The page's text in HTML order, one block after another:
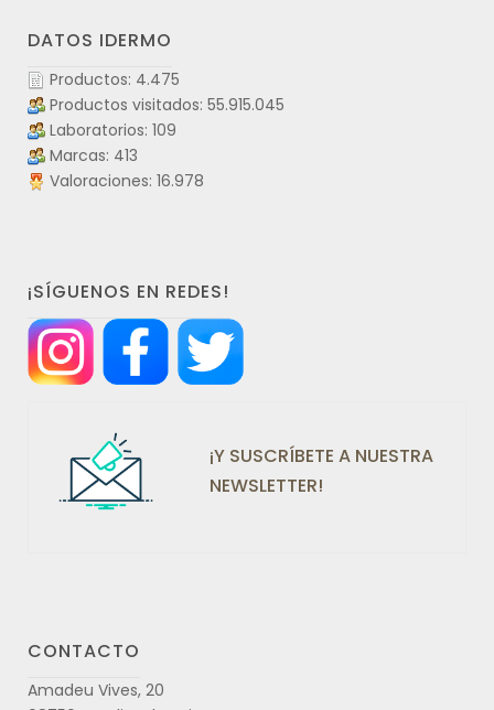
DATOS IDERMO
Productos: 4.475
Productos visitados: 55.915.045
Laboratorios: 109
Marcas: 413
Valoraciones: 16.978
¡SÍGUENOS EN REDES!
¡Y SUSCRÍBETE A NUESTRA
NEWSLETTER!
CONTACTO
Amadeu Vives, 20